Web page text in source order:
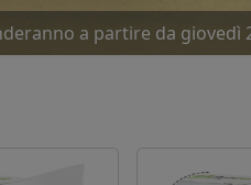
a partire da giovedì
Approfittane!